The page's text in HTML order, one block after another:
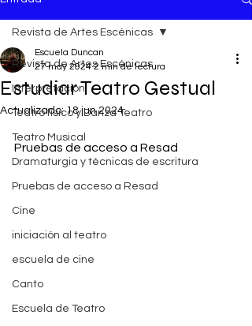
Revista de Artes Escénicas
Interpretación
Teatro físico y Danza Teatro
Teatro Musical
Dramaturgia y técnicas de escritura
Pruebas de acceso a Resad
Cine
iniciación al teatro
escuela de cine
Canto
Escuela de Teatro
Revista de Artes Escénicas
Estudiar Teatro Gestual
Escuela Duncan
27 may 2024 2 min de lectura
Actualizado:18 jun 2024
Pruebas de acceso a Resad